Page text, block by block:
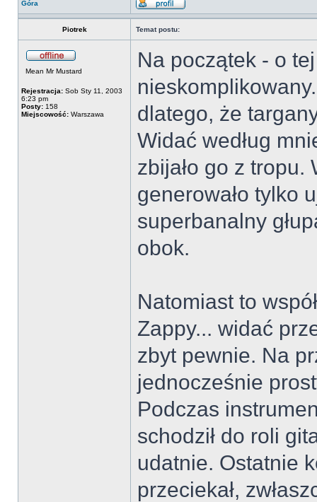
Góra
Piotrek Temat postu:
Mean Mr Mustard
Rejestracja: Sob Sty 11, 2003
6:23 pm
Posty: 158
Miejscowość: Warszawa
Na początek - o
dlatego, że
Widać według
zbijało go z
generowało tylko
superbanalny
obok.
Natomiast to
Zappy... widać
zbyt pewnie. Na
jednocześnie
Podczas
schodził do roli
udatnie. Ostatnie
przeciekał,